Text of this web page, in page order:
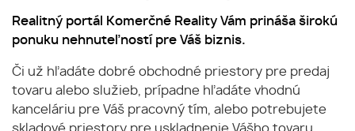
Realitný portál Komerčné Reality Vám prináša širokú
ponuku nehnuteľností pre Váš biznis.
Či už hľadáte dobré obchodné priestory pre predaj
tovaru alebo služieb, prípadne hľadáte vhodnú
kanceláriu pre Váš pracovný tím, alebo potrebujete